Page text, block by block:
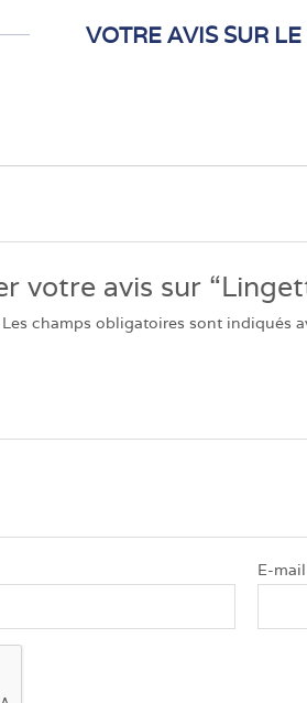
VOTRE AVIS SUR
votre avis sur
Les champs obligatoires sont indiqués
E-mail